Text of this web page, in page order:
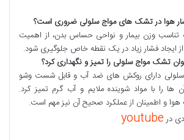
هوا در تشک های مواج سلولی ضروری است؟
تناسب وزن بیمار و نواحی حساس بدن، از اهمیت
از ایجاد فشار زیاد در یک نقطه خاص جلوگیری شود.
تشک مواج سلولی را تمیز و نگهداری کرد؟
دارای روکش های ضد آب و قابل شست وشو
را با مواد شوینده ملایم و آب گرم تمیز کرد.
و اطمینان از عملکرد صحیح آن نیز مهم است.
درyoutube